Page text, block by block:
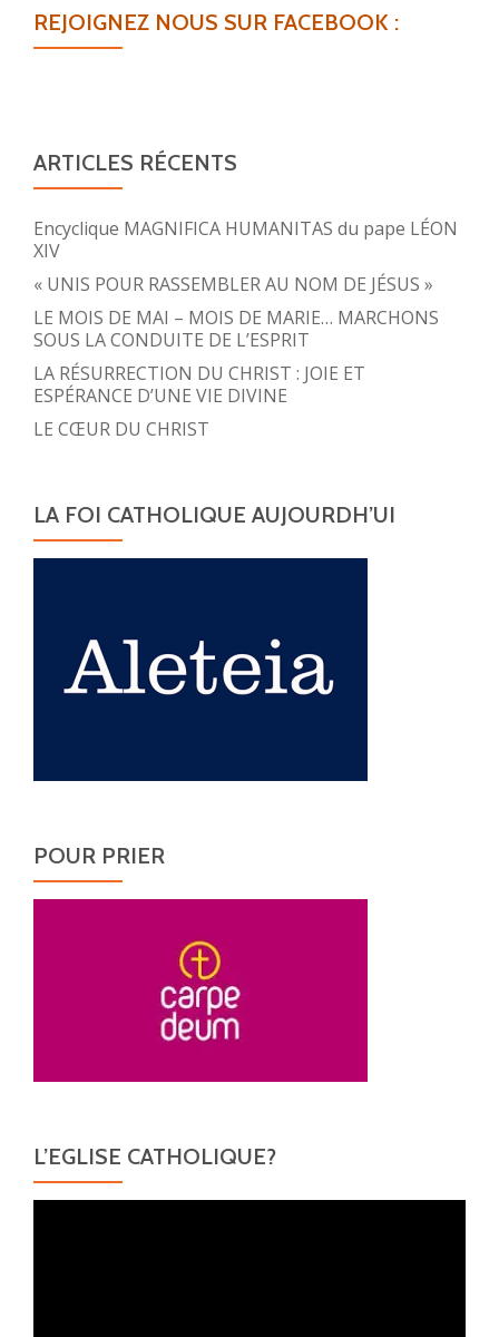
REJOIGNEZ NOUS SUR FACEBOOK :
ARTICLES RÉCENTS
Encyclique MAGNIFICA HUMANITAS du pape LÉON
XIV
« UNIS POUR RASSEMBLER AU NOM DE JÉSUS »
LE MOIS DE MAI – MOIS DE MARIE… MARCHONS
SOUS LA CONDUITE DE L’ESPRIT
LA RÉSURRECTION DU CHRIST : JOIE ET
ESPÉRANCE D’UNE VIE DIVINE
LE CŒUR DU CHRIST
LA FOI CATHOLIQUE AUJOURDH’UI
POUR PRIER
L’EGLISE CATHOLIQUE?